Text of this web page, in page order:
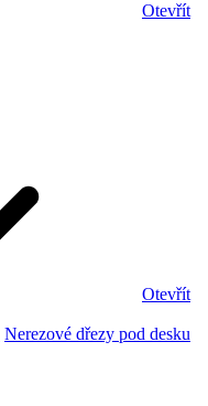
Otevřít
Otevřít
Nerezové dřezy pod desku